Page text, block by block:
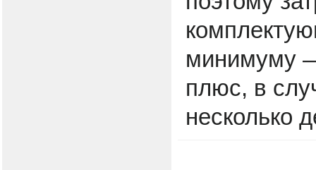
минимуму
плюс, в
несколько